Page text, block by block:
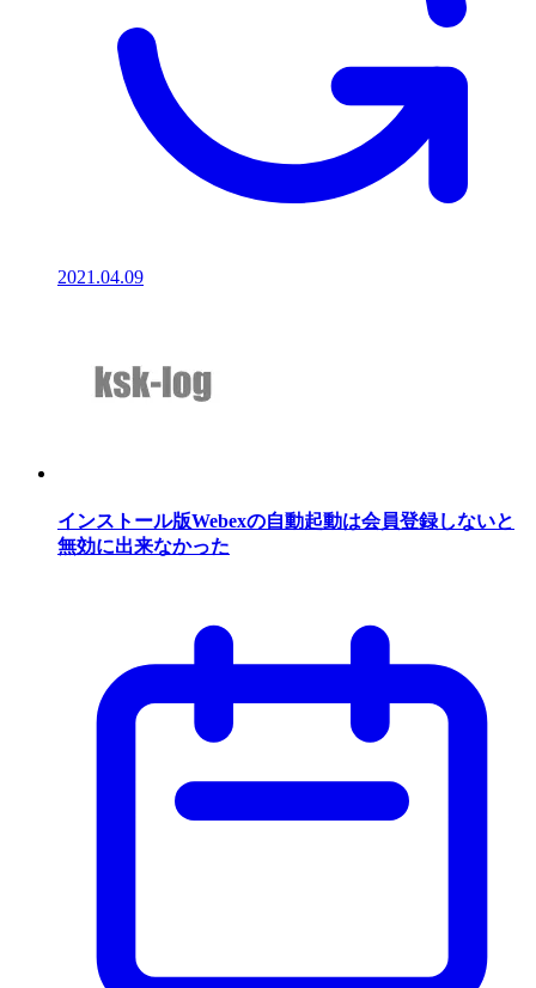
2021.04.09
インストール版Webexの自動起動は会員登録しないと
無効に出来なかった